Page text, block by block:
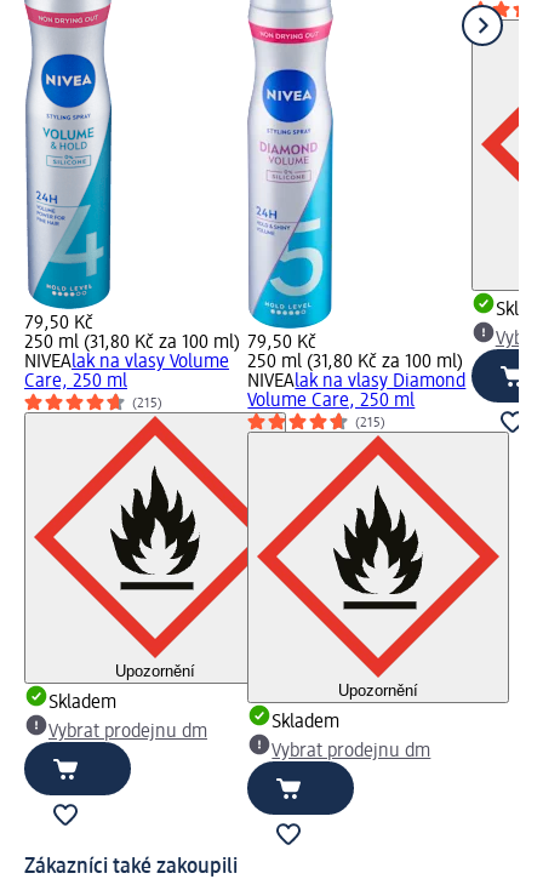
79,50 Kč
250 ml (31,80 Kč za 100 ml)
NIVEAlak na vlasy Volume
Care, 250 ml
(215)
Upozornění
Skladem
Vybrat prodejnu dm
79,50 Kč
250 ml (31,80 Kč za 100 ml)
NIVEAlak na vlasy Diamond
Volume Care, 250 ml
(215)
Upozornění
Skladem
Vybrat prodejnu dm
Zákazníci také zakoupili